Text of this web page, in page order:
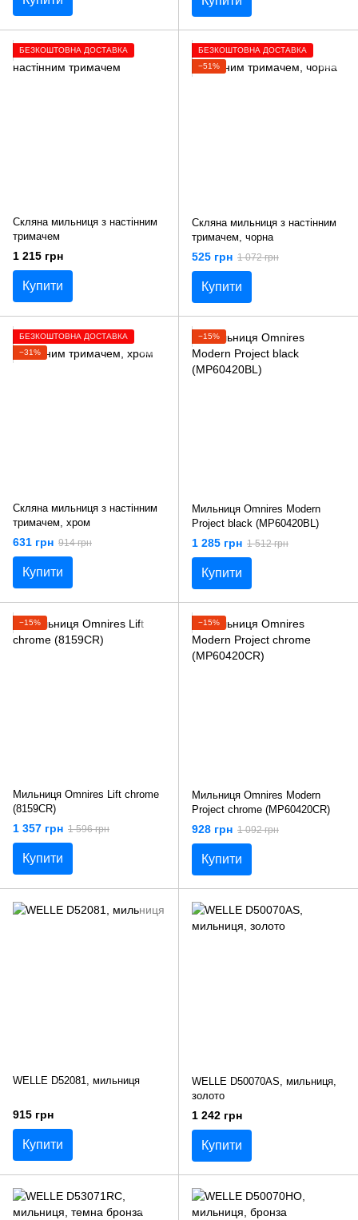
БЕЗКОШТОВНА ДОСТАВКА
Скляна мильниця з настінним
тримачем
1 215 грн
Купити
БЕЗКОШТОВНА ДОСТАВКА
−51%
Скляна мильниця з настінним
тримачем, чорна
525 грн 1 072 грн
Купити
БЕЗКОШТОВНА ДОСТАВКА
−31%
Скляна мильниця з настінним
тримачем, хром
631 грн 914 грн
Купити
−15%
Мильниця Omnires Modern
Project black (MP60420BL)
1 285 грн 1 512 грн
Купити
−15%
Мильниця Omnires Lift chrome
(8159CR)
1 357 грн 1 596 грн
Купити
−15%
Мильниця Omnires Modern
Project chrome (MP60420CR)
928 грн 1 092 грн
Купити
WELLE D52081, мильниця
915 грн
Купити
WELLE D50070AS, мильниця,
золото
1 242 грн
Купити